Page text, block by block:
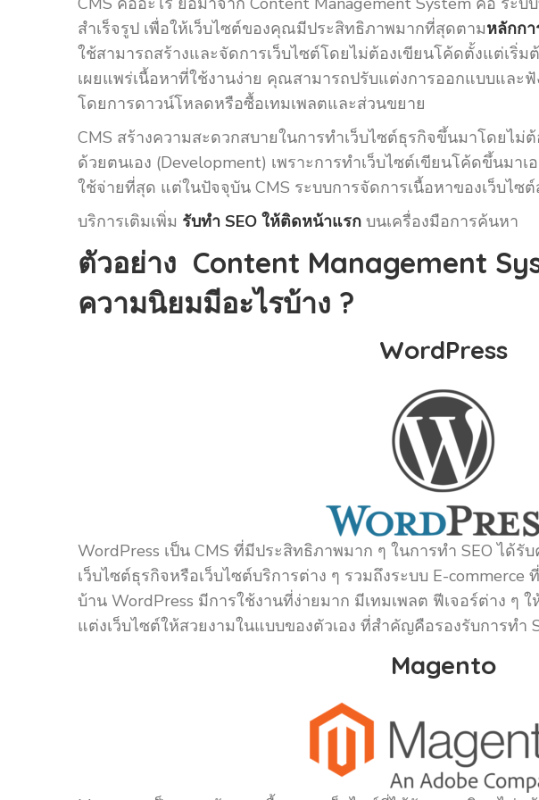
สำเร็จรูป เพื่อให้เว็บไซต์ของคุณมีประสิทธิภาพมากที่สุดตามหลักกา
ใช้สามารถสร้างและจัดการเว็บไซต์โดยไม่ต้องเขียนโค้ดตั้งแต่เริ่
เผยแพร่เนื้อหาที่ใช้งานง่าย คุณสามารถปรับแต่งการออกแบบและ
โดยการดาวน์โหลดหรือซื้อเทมเพลตและส่วนขยาย
CMS สร้างความสะดวกสบายในการทำเว็บไซต์ธุรกิจขึ้นมาโดยไ
ด้วยตนเอง (Development) เพราะการทำเว็บไซต์เขียนโค้ดขึ้นมา
ใช้จ่ายที่สุด แต่ในปัจจุบัน CMS ระบบการจัดการเนื้อหาของเว็บไซ
บริการเติมเพิ่ม รับทำ SEO ให้ติดหน้าแรก บนเครื่องมือการค้นหา
ตัวอย่าง Content Management
ความนิยมมีอะไรบ้าง ?
WordPress
WordPress เป็น CMS ที่มีประสิทธิภาพมาก ๆ ในการทำ SEO ได้
เว็บไซต์ธุรกิจหรือเว็บไซต์บริการต่าง ๆ รวมถึงระบบ E-commerce
บ้าน WordPress มีการใช้งานที่ง่ายมาก มีเทมเพลต ฟีเจอร์ต่าง ๆ
แต่งเว็บไซต์ให้สวยงามในแบบของตัวเอง ที่สำคัญคือรองรับการทำ
Magento